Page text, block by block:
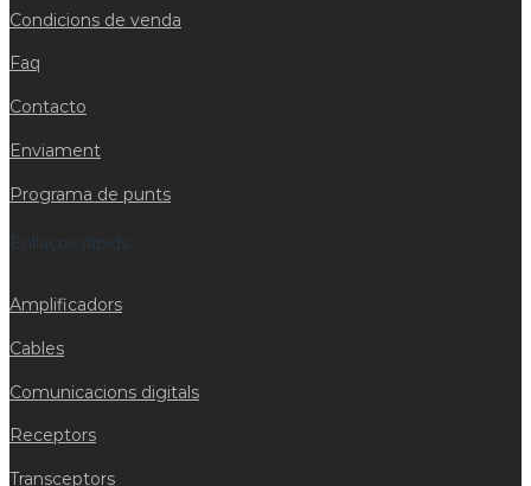
Condicions de venda
Faq
Contacto
Enviament
Programa de punts
Enllaços ràpids
Amplificadors
Cables
Comunicacions digitals
Receptors
Transceptors